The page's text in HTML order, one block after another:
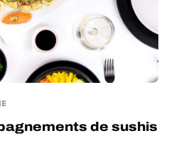
de sushis